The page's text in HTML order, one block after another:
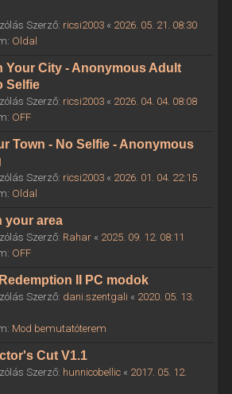
Szerző: ricsi2003« 2026. 05. 21. 08:30
Oldal
Your City - Anonymous Adult
Selfie
Szerző: ricsi2003« 2026. 04. 04. 08:08
OFF
Town - No Selfie - Anonymous
Szerző: ricsi2003« 2026. 01. 04. 22:15
Oldal
your area
Szerző: Rahar« 2025. 09. 12. 08:11
OFF
II PC modok
Szerző: dani.szentgali « 2020. 05. 13.
Mod bemutatóterem
Cut V1.1
Szerző: hunnicobellic« 2017. 05. 12.